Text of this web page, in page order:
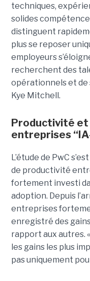
techniques,
solides
distinguent
plus se reposer
employeurs
recherchent des
opérationnels et de
Kye Mitchell.
Productivité et
entreprises
L’étude de PwC
de productivité
fortement investi
adoption. Depuis
entreprises
enregistré des
rapport aux autres.
les gains les plus
pas uniquement